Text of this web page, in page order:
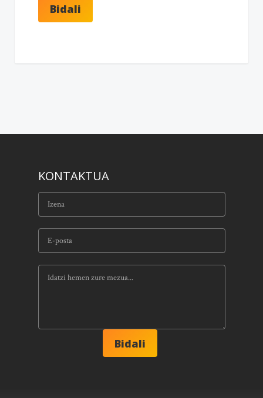
KONTAKTUA